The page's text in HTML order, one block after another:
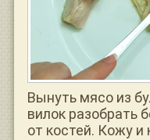
Вынуть мясо из
вилок разобрать
от костей. Кожу